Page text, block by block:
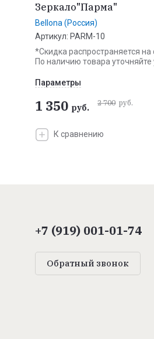
Зеркало"Парма"
Bellona (Россия)
Артикул: PARM-10
*Скидка распространяется на
По наличию товара
Параметры
2 700 руб.
1 350 руб.
К сравнению
+7 (919) 001-01-74
Обратный звонок